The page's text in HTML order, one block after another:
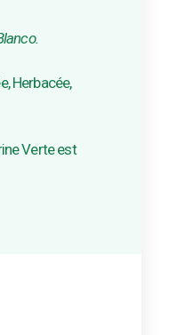
Herbacée,
Verte est